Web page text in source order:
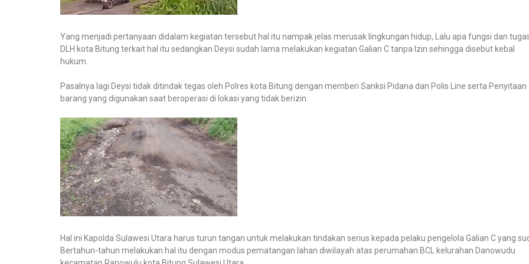
Yang menjadi pertanyaan didalam kegiatan tersebut hal itu nampak jelas merusak lingkungan hidup, Lalu apa fungsi dan
DLH kota Bitung terkait hal itu sedangkan Deysi sudah lama melakukan kegiatan Galian C tanpa Izin sehingga disebut kebal
hukum.
Pasalnya lagi Deysi tidak ditindak tegas oleh Polres kota Bitung dengan memberi Sanksi Pidana dan Polis Line serta Penyitaan
barang yang digunakan saat beroperasi di lokasi yang tidak berizin.
Hal ini Kapolda Sulawesi Utara harus turun tangan untuk melakukan tindakan serius kepada pelaku pengelola Galian C yang
Bertahun-tahun melakukan hal itu dengan modus pematangan lahan diwilayah atas perumahan BCL kelurahan Danowudu